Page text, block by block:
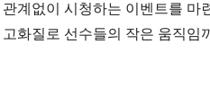
관계없이 시청하는 이벤트를 마
고화질로 선수들의 작은 움직임